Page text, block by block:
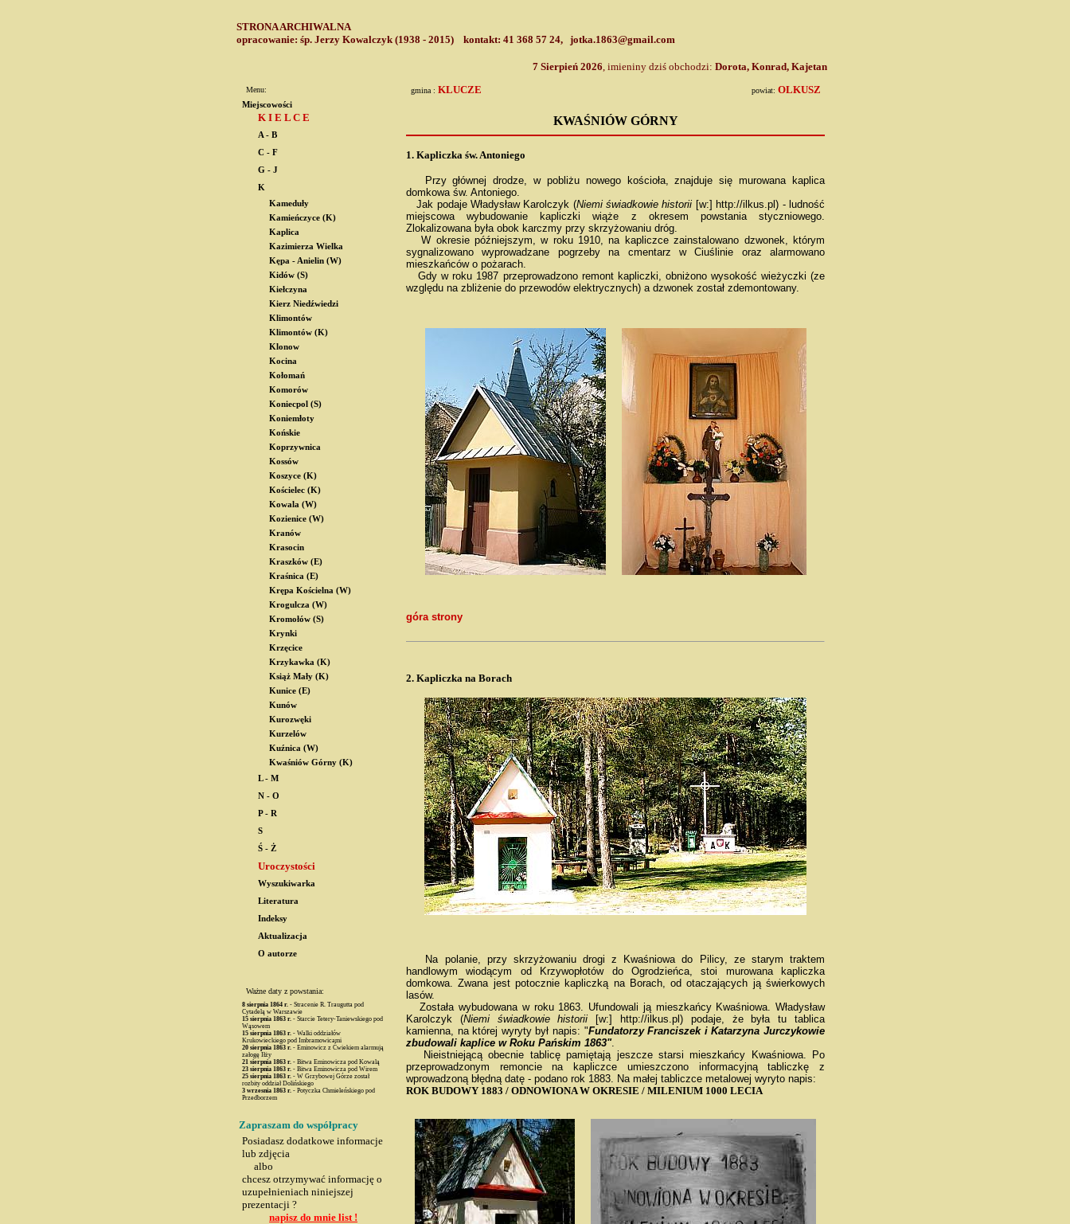
STRONA ARCHIWALNA
opracowanie: śp. Jerzy Kowalczyk (1938 - 2015) kontakt: 41 368 57 24, jotka.1863@gmail.com
7 Sierpień 2026, imieniny dziś obchodzi: Dorota, Konrad, Kajetan
Menu:
Miejscowości
K I E L C E
A - B
C - F
G - J
K
Kameduły
Kamieńczyce (K)
Kaplica
Kazimierza Wielka
Kępa - Anielin (W)
Kidów (S)
Kiełczyna
Kierz Niedźwiedzi
Klimontów
Klimontów (K)
Klonow
Kocina
Kołomań
Komorów
Koniecpol (S)
Koniemłoty
Końskie
Koprzywnica
Kossów
Koszyce (K)
Kościelec (K)
Kowala (W)
Kozienice (W)
Kranów
Krasocin
Kraszków (E)
Kraśnica (E)
Krępa Kościelna (W)
Krogulcza (W)
Kromołów (S)
Krynki
Krzęcice
Krzykawka (K)
Książ Mały (K)
Kunice (E)
Kunów
Kurozwęki
Kurzelów
Kuźnica (W)
Kwaśniów Górny (K)
L - M
N - O
P - R
S
Ś - Ż
Uroczystości
Wyszukiwarka
Literatura
Indeksy
Aktualizacja
O autorze
Ważne daty z powstania:
8 sierpnia 1864 r.- Stracenie R. Traugutta pod
Cytadelą w Warszawie
15 sierpnia 1863 r.- Starcie Tetery-Taniewskiego pod
Wąsowem
15 sierpnia 1863 r.- Walki oddziałów
Krukowieckiego pod Imbramowicami
20 sierpnia 1863 r.- Eminowicz z Ćwiekiem alarmują
załogę Iłży
21 sierpnia 1863 r.- Bitwa Eminowicza pod Kowalą
23 sierpnia 1863 r.- Bitwa Eminowicza pod Wirem
25 sierpnia 1863 r.- W Grzybowej Górze został
rozbity oddział Dolińskiego
3 wrzesnia 1863 r.- Potyczka Chmieleńskiego pod
Przedborzem
Zapraszam do współpracy
Posiadasz dodatkowe informacje
lub zdjęcia
albo
chcesz otrzymywać informację o
uzupełnieniach niniejszej
prezentacji ?
napisz do mnie list !
gmina : KLUCZE powiat: OLKUSZ
KWAŚNIÓW GÓRNY
1. Kapliczka św. Antoniego
Przy głównej drodze, w pobliżu nowego kościoła, znajduje się murowana kaplica
domkowa św. Antoniego.
Jak podaje Władysław Karolczyk (Niemi świadkowie historii [w:] http://ilkus.pl) - ludność
miejscowa wybudowanie kapliczki wiąże z okresem powstania styczniowego.
Zlokalizowana była obok karczmy przy skrzyżowaniu dróg.
W okresie późniejszym, w roku 1910, na kapliczce zainstalowano dzwonek, którym
sygnalizowano wyprowadzane pogrzeby na cmentarz w Ciuślinie oraz alarmowano
mieszkańców o pożarach.
Gdy w roku 1987 przeprowadzono remont kapliczki, obniżono wysokość wieżyczki (ze
względu na zbliżenie do przewodów elektrycznych) a dzwonek został zdemontowany.
góra strony
2. Kapliczka na Borach
Na polanie, przy skrzyżowaniu drogi z Kwaśniowa do Pilicy, ze starym traktem
handlowym wiodącym od Krzywopłotów do Ogrodzieńca, stoi murowana kapliczka
domkowa. Zwana jest potocznie kapliczką na Borach, od otaczających ją świerkowych
lasów.
Została wybudowana w roku 1863. Ufundowali ją mieszkańcy Kwaśniowa. Władysław
Karolczyk (Niemi świadkowie historii [w:] http://ilkus.pl) podaje, że była tu tablica
kamienna, na której wyryty był napis: "Fundatorzy Franciszek i Katarzyna Jurczykowie
zbudowali kaplice w Roku Pańskim 1863".
Nieistniejącą obecnie tablicę pamiętają jeszcze starsi mieszkańcy Kwaśniowa. Po
przeprowadzonym remoncie na kapliczce umieszczono informacyjną tabliczkę z
wprowadzoną błędną datę - podano rok 1883. Na małej tabliczce metalowej wyryto napis:
ROK BUDOWY 1883 / ODNOWIONA W OKRESIE / MILENIUM 1000 LECIA